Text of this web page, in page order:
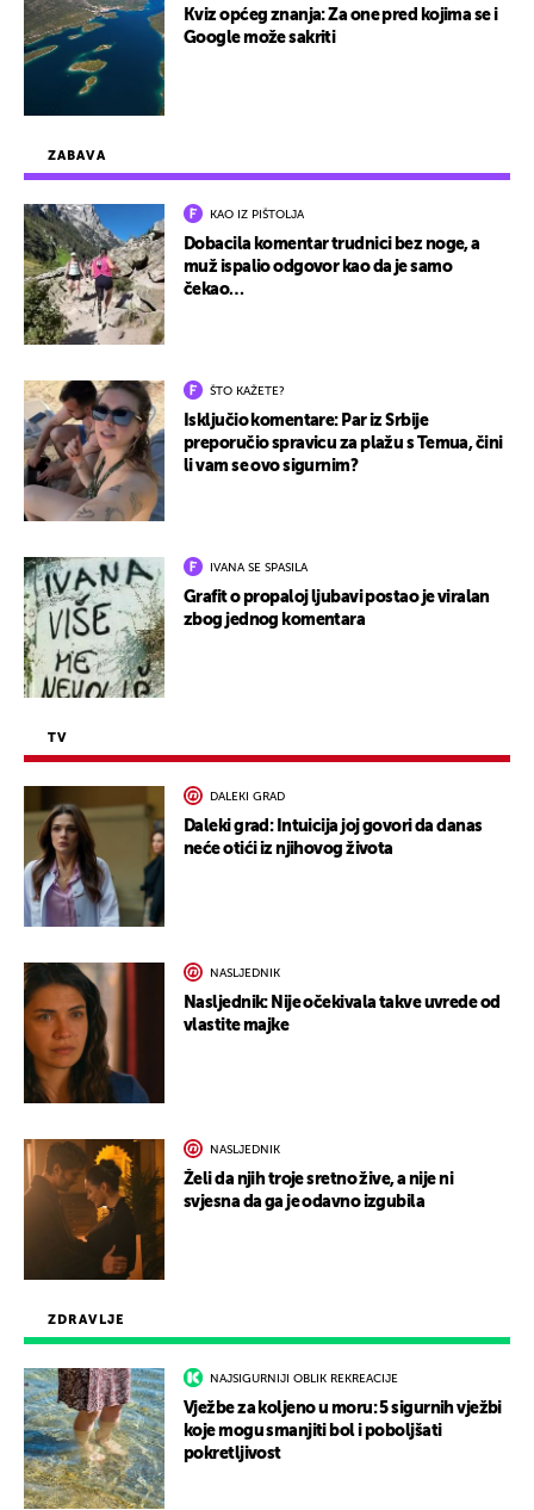
ZDRAVLJE
NAJSIGURNIJI OBLIK REKREACIJE
Vježbe za koljeno u moru: 5 sigurnih vježbi
koje mogu smanjiti bol i poboljšati
pokretljivost
ZABAVA
KAO IZ PIŠTOLJA
Dobacila komentar trudnici bez noge, a
muž ispalio odgovor kao da je samo
čekao…
ŠTO KAŽETE?
Isključio komentare: Par iz Srbije
preporučio spravicu za plažu s Temua, čini
li vam se ovo sigurnim?
IVANA SE SPASILA
Grafit o propaloj ljubavi postao je viralan
zbog jednog komentara
TV
DALEKI GRAD
Daleki grad: Intuicija joj govori da danas
neće otići iz njihovog života
NASLJEDNIK
Nasljednik: Nije očekivala takve uvrede od
vlastite majke
NASLJEDNIK
Želi da njih troje sretno žive, a nije ni
svjesna da ga je odavno izgubila
Kviz općeg znanja: Za one pred kojima se i
Google može sakriti